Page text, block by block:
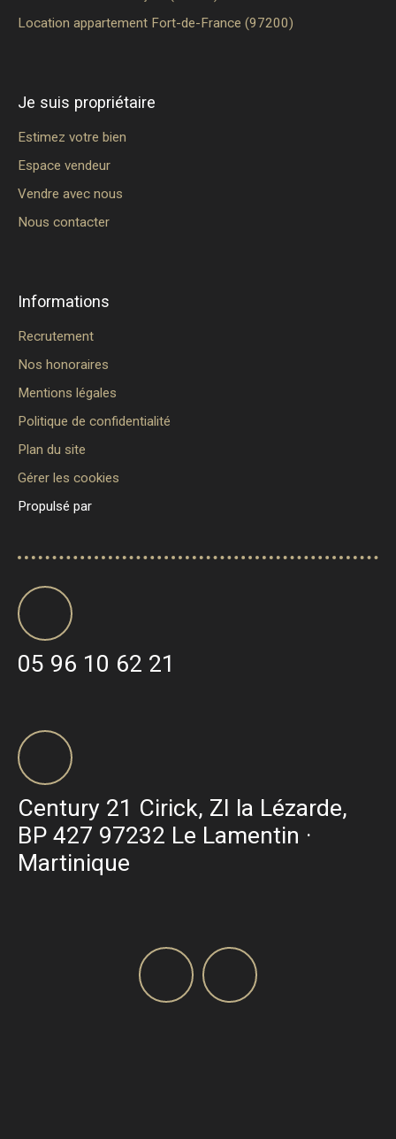
Location appartement Fort-de-France (97200)
Je suis propriétaire
Estimez votre bien
Espace vendeur
Vendre avec nous
Nous contacter
Informations
Recrutement
Nos honoraires
Mentions légales
Politique de confidentialité
Plan du site
Gérer les cookies
Propulsé par
05 96 10 62 21
Century 21 Cirick, ZI la Lézarde,
BP 427 97232 Le Lamentin ·
Martinique